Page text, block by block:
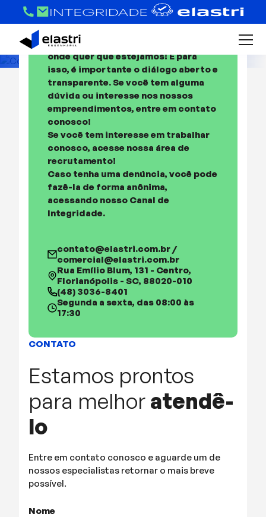
CONTATO
Entre em contato
Conosco!
Existimos para fazer a diferença
onde quer que estejamos! E para
isso, é importante o diálogo aberto e
transparente. Se você tem alguma
dúvida ou interesse nos nossos
empreendimentos, entre em contato
conosco!
Se você tem interesse em trabalhar
conosco, acesse nossa área de
recrutamento!
Caso tenha uma denúncia, você pode
fazê-la de forma anônima,
acessando nosso Canal de
Integridade.
contato@elastri.com.br /
comercial@elastri.com.br
Rua Emílio Blum, 131 - Centro,
Florianópolis - SC, 88020-010
(48) 3036-8401
Segunda a sexta, das 08:00 às
17:30
CONTATO
Estamos prontos
para melhor atendê-
lo
Entre em contato conosco e aguarde um de
nossos especialistas retornar o mais breve
possível.
Nome